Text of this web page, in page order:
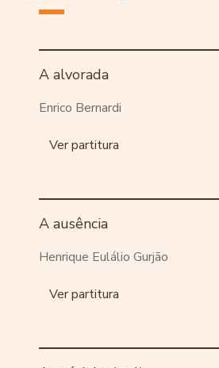
A alvorada
Enrico Bernardi
Ver partitura
A ausência
Henrique Eulálio Gurjão
Ver partitura